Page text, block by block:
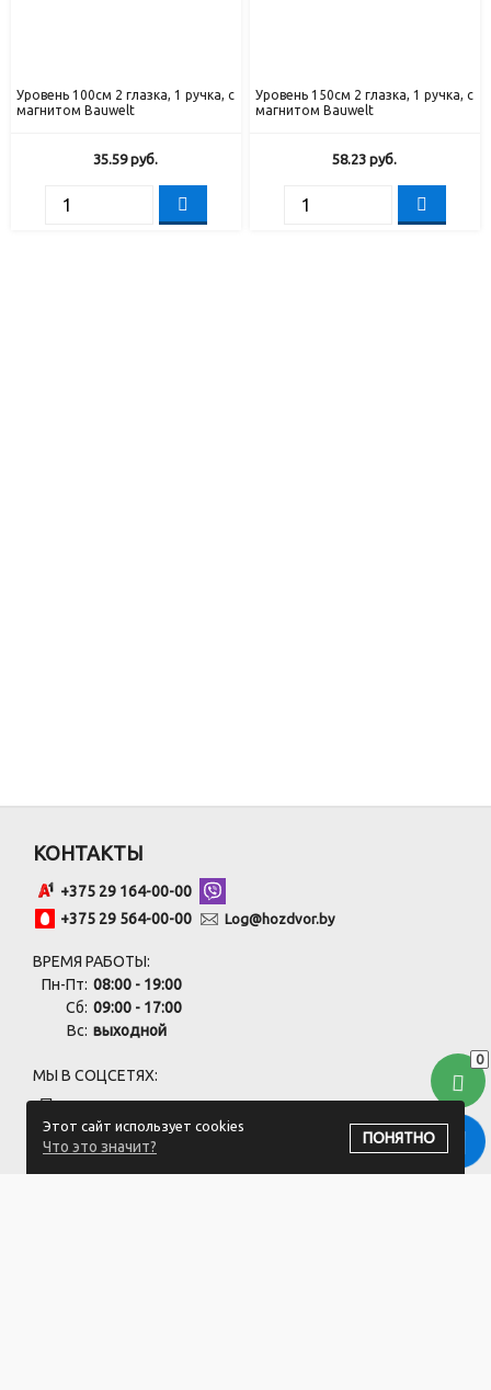
Уровень 100см 2 глазка, 1 ручка, с
магнитом Bauwelt
35.59руб.
Уровень 150см 2 глазка, 1 ручка, с
магнитом Bauwelt
58.23 руб.
0
Этот сайт использует cookies
Что это значит?
ПОНЯТНО
КОНТАКТЫ
+375 29 164-00-00
+375 29 564-00-00
Log@hozdvor.by
ВРЕМЯ РАБОТЫ:
Пн-Пт: 08:00 - 19:00
Сб: 09:00 - 17:00
Вс: выходной
МЫ В СОЦСЕТЯХ:
ПОДПИСАТЬСЯ НА РАССЫЛКУ